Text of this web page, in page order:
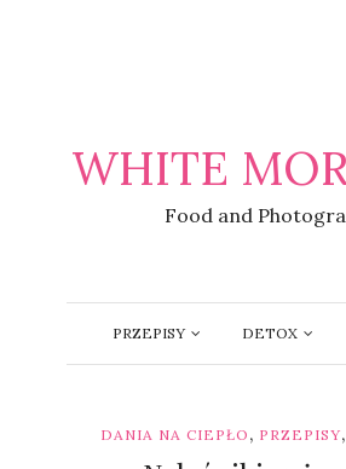
WHITE
Food and
PRZEPISY DETOX
DANIA NA CIEPŁO , PRZEPISY,